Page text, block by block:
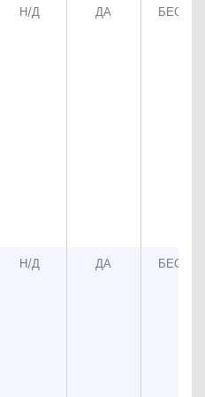
Н/Д ДА
Н/Д ДА